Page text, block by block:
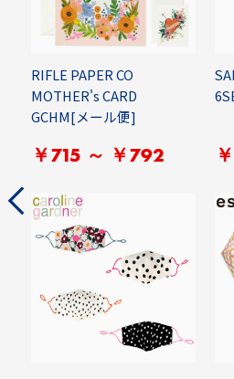
RIFLE PAPER CO
MOTHER's CARD
GCHM[メール便]
￥715 ～ ￥792